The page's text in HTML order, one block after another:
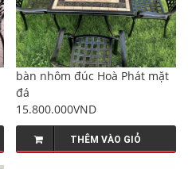
bàn nhôm đúc Hoà Phát mặt
đá
15.800.000VND
THÊM VÀO GIỎ